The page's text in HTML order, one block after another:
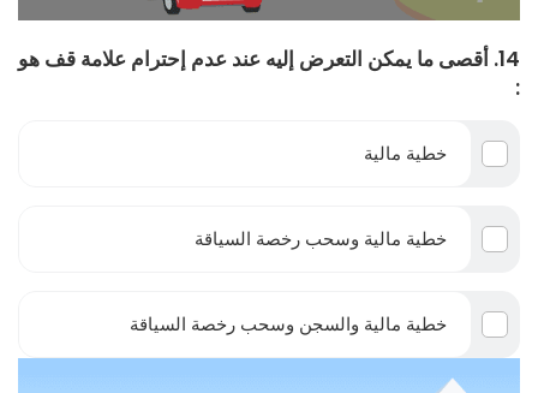
14. أقصى ما يمكن التعرض إليه عند عدم إحترام علامة قف هو
:
خطية مالية
خطية مالية وسحب رخصة السياقة
خطية مالية والسجن وسحب رخصة السياقة